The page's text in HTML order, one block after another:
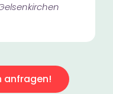
anfragen!